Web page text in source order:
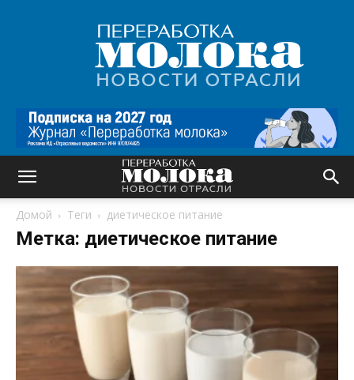
Переработка
молока
|
Новости
Домой Теги диетическое питание
Метка: диетическое питание